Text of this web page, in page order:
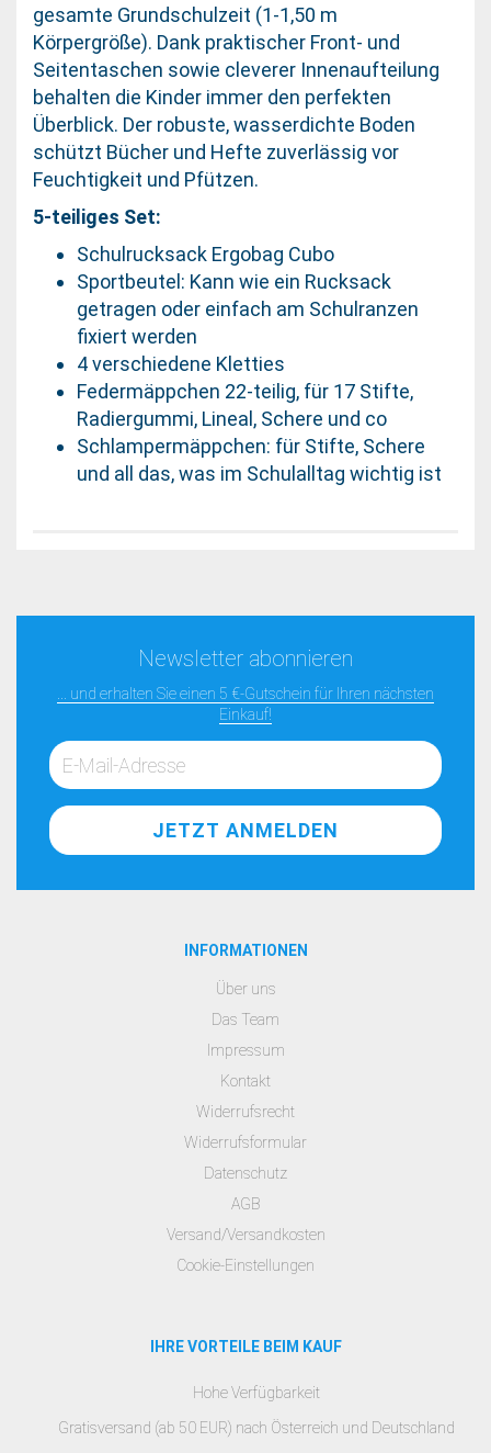
gesamte Grundschulzeit (1-1,50 m
Körpergröße). Dank praktischer Front- und
Seitentaschen sowie cleverer Innenaufteilung
behalten die Kinder immer den perfekten
Überblick. Der robuste, wasserdichte Boden
schützt Bücher und Hefte zuverlässig vor
Feuchtigkeit und Pfützen.
5-teiliges Set:
Schulrucksack Ergobag Cubo
Sportbeutel: Kann wie ein Rucksack
getragen oder einfach am Schulranzen
fixiert werden
4 verschiedene Kletties
Federmäppchen 22-teilig, für 17 Stifte,
Radiergummi, Lineal, Schere und co
Schlampermäppchen: für Stifte, Schere
und all das, was im Schulalltag wichtig ist
Newsletter abonnieren
... und erhalten Sie einen 5 €-Gutschein für Ihren nächsten
Einkauf!
INFORMATIONEN
Über uns
Das Team
Impressum
Kontakt
Widerrufsrecht
Widerrufsformular
Datenschutz
AGB
Versand/Versandkosten
Cookie-Einstellungen
IHRE VORTEILE BEIM KAUF
Hohe Verfügbarkeit
Gratisversand (ab 50 EUR) nach Österreich und Deutschland